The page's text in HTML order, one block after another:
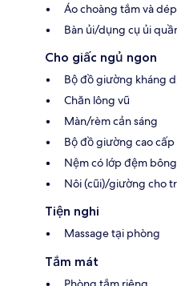
Áo choàng tắm và
Bàn ủi/dụng cụ ủi
Cho giấc ngủ ngon
Bộ đồ giường kháng
Chăn lông vũ
Màn/rèm cản sáng
Bộ đồ giường cao cấp
Nệm có lớp đệm bông
Nôi (cũi)/giường cho
Tiện nghi
Massage tại phòng
Tắm mát